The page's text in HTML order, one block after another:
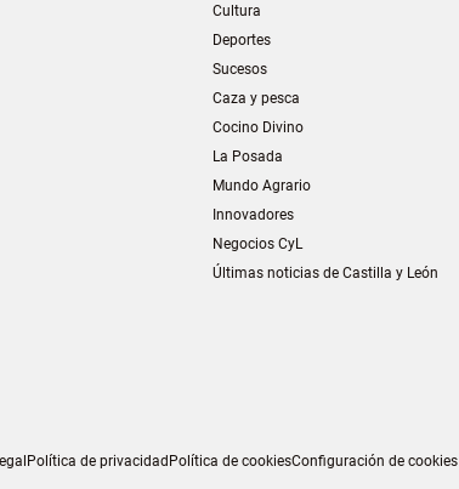
Cultura
Deportes
Sucesos
Caza y pesca
Cocino Divino
La Posada
Mundo Agrario
Innovadores
Negocios CyL
Últimas noticias de Castilla y León
Política de privacidad Política de cookiesConfiguración de cookies